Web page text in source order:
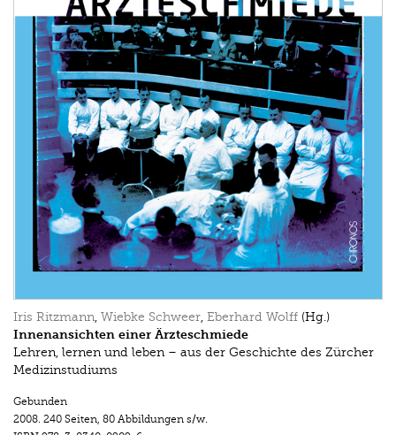
Iris Ritzmann Wiebke Schweer Eberhard Wolff (Hg.)
Innenansichten einer Ärzteschmiede
Lehren, lernen und leben – aus der Geschichte des Zürcher
Medizinstudiums
Gebunden
2008. 240 Seiten 80 Abbildungen s/w.